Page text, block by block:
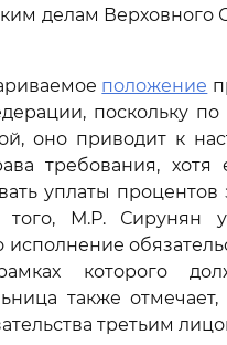
делам Верховного
положение
поскольку
оно приводит к
требования,
уплаты
того, М.Р. Сирунян
исполнение
которого
также
третьим